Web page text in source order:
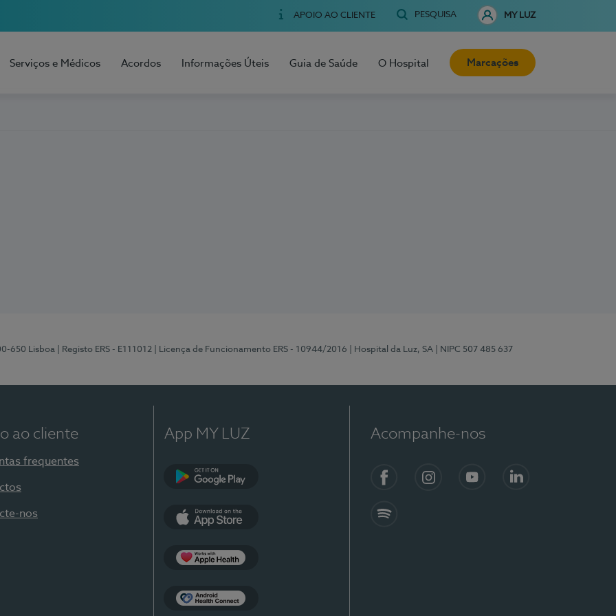
APOIO AO CLIENTE PESQUISA MY LUZ
Serviços e Médicos Acordos Informações Úteis Guia de Saúde O Hospital Marcações
650 Lisboa | Registo ERS - E111012 | Licença de Funcionamento ERS - 10944/2016 | Hospital da Luz, SA | NIPC 507 485 637
ao cliente
frequentes
nos
App MY LUZ Acompanhe-nos